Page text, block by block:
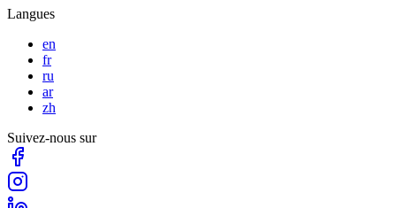
Langues
en
fr
ru
ar
zh
Suivez-nous sur